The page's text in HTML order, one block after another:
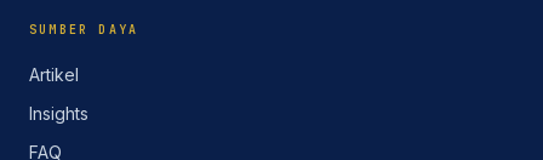
SUMBER DAYA
Artikel
Insights
FAQ